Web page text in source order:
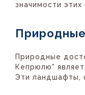
значимости этих
Природные
Кепрюлю*
Эти ландшафты,